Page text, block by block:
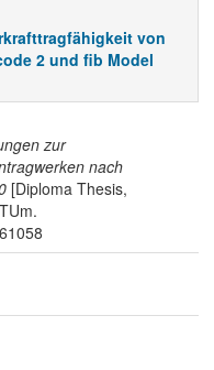
von
2 und fib Model
zur
nach
[Diploma Thesis,